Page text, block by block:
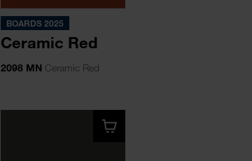
BOARDS 2025
Ceramic Red
2098 MN Ceramic Red